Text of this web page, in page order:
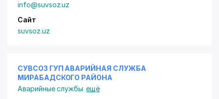
info@suvsoz.uz
Сайт
suvsoz.uz
СУВСОЗ ГУП АВАРИЙНАЯ СЛУЖБА
МИРАБАДСКОГО РАЙОНА
Аварийные службы ещё